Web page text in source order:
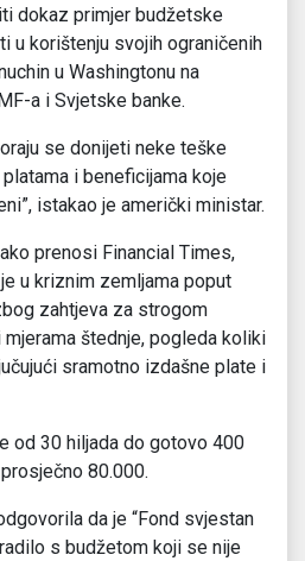
dokaz primjer budžetske
u korištenju svojih ograničenih
u Washingtonu na
a i Svjetske banke.
se donijeti neke teške
i beneficijama koje
istakao je američki ministar.
prenosi Financial Times,
u kriznim zemljama poput
zahtjeva za strogom
štednje, pogleda koliki
sramotno izdašne plate i
od 30 hiljada do gotovo 400
80.000.
da je “Fond svjestan
s budžetom koji se nije